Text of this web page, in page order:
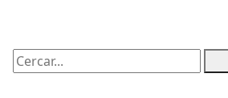
Cercar: